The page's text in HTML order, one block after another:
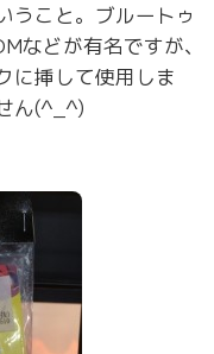
うこと。ブルートゥ
などが有名ですが、
に挿して使用しま
ん(^_^)